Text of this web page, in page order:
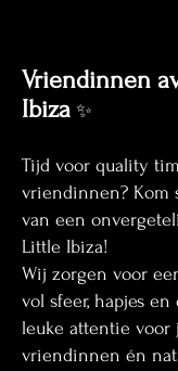
Vriendinnen
Ibiza ✨
Tijd voor quality
vriendinnen? Kom
van een
Little Ibiza!
Wij zorgen voor
vol sfeer, hapjes en
leuke attentie voor
vriendinnen én